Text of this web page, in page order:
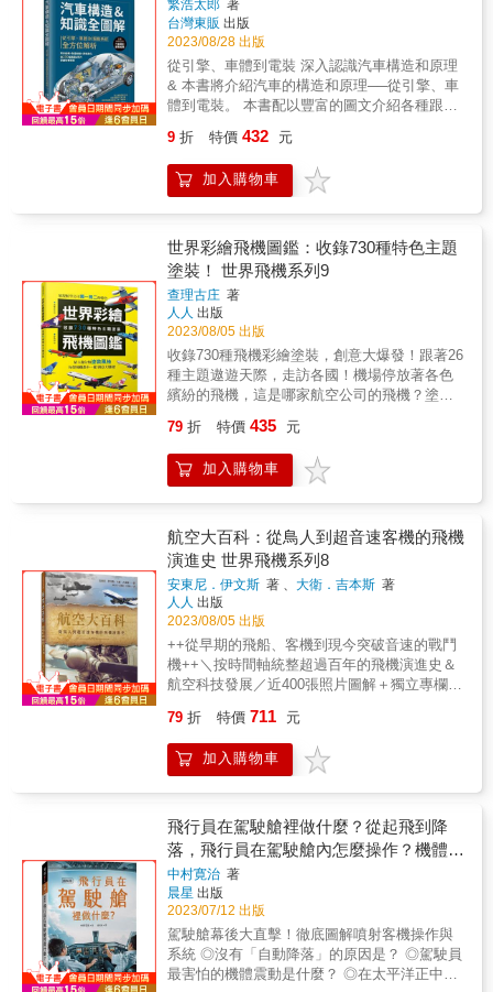
淺出解說科學知識，淺顯易懂。 2.以一書一主
題的系統化，縱向深入閱讀，橫向觸類旁通，
主題涵蓋天文、數學、物理、化學、生命科學
等領域。 3.以不同的角度提出各種科學疑問，
啟發讀者對科學的探究興趣。 &
本書特色 ◎全彩解剖圖，全面了解電動車產
業！ 電動車是近十年來最熱門的話題，電池的
進步與半導體發展帶動了電動車的快速崛起，
到底電動車是真的環保嗎？充電站會取代加油
站嗎？過多電動車集中充電會影響附近配電
嗎？電動車也有行動電源？未來會有機器人幫
電動車充電？本書以全彩圖解析，帶你看電動
政策與法規、主要品牌發展與銷量、創新事
業、技術突破、未來走向&hellip;&hellip;2030年
後將會是電動車的時代，跟著本書全面了解電
繁浩太郎 著
台灣東販 出版
2023/08/28 出版
從引擎、車體到電裝 深入認識汽車構造和原理
& 本書將介紹汽車的構造和原理──從引擎、車
體到電裝。 本書配以豐富的圖文介紹各種跟汽
的各種不同零件，個別零件的構造、原理， 以
及汽車製造的工序和環保車等汽車相關的知
識。 本書的每一頁都包含簡潔而清楚的解說文
9 折 特價 432 元
加入購物車
世界彩繪飛機圖鑑：收錄730種特色主題
塗裝！ 世界飛機系列9
查理古庄 著
人人 出版
2023/08/05 出版
收錄730種飛機彩繪塗裝，創意大爆發！跟著26
種主題遨遊天際，走訪各國！機場停放著各色
繽紛的飛機，這是哪家航空公司的飛機？塗裝
人查理古庄歷經30年，走訪超過100個國家的集
大成作品，以飛機彩繪主題分類，並解說其設
計亮點。◇◆國旗◆◇ —藉由國旗表現母國的
設計，被英國民眾、柴契爾夫人徹底嫌棄，只
好換上現在飄揚的變形米字旗……。◇◆花卉&
植物◆◇ —五彩繽紛的美麗花朵在機身上綻放
可藉此了解在地象徵元素。加拿大航空在尾翼
放上具代表性的楓葉圖案；大溪地航空繪上梔
子花與藍色大海，充滿島嶼度假風情；泰國航
空的標誌則是抽象化後的國花蘭花。◇◆鳥
◆◇ —象徵人類對翱翔天空的憧憬—華信航空
的「Ｍ」標記，並不是海鷗，而是昂首的猛禽
海東青；海灣航空尾翼上有隻形象生動的獵
情。 ◇◆網址&QR Code◆◇ —在機身上為自
家網站做宣傳在網路普及前，航空公司曾在機
身寫上電話號碼。到前幾年為止，用醒目大字
著智慧型手機時代來臨，也有航空公司將QR
Code放上機身，不過大概只能在飛機靜止時掃
描吧?!其他單元還有目前流行的醒目大字&機腹
塗裝，或以直線、波浪、斜線妝點的樣式，或
過去曾為周年紀念、運動賽事換上的特殊圖
案，種類豐富詳盡又充滿趣味性。不但適合航
空迷珍藏，也有許多平常不容易看見的款式，
不妨一起透過精彩照片走訪世界各國，遨遊天
79 折 特價 435 元
加入購物車
航空大百科：從鳥人到超音速客機的飛機
演進史 世界飛機系列8
安東尼．伊文斯 著 、大衛．吉本斯 著
人人 出版
2023/08/05 出版
++從早期的飛船、客機到現今突破音速的戰鬥
機++＼按時間軸統整超過百年的飛機演進史＆
航空科技發展／近400張照片圖解＋獨立專欄介
某座小鎮一對兄弟對於翱翔天際的渴望，幫助
人類邁出了重要的一步。經過大量試飛實驗與
訓練，萊特兄弟首創飛行控制系統，為日後飛
造、能夠停留在空中幾分鐘的單人飛行器，如
今巨無霸客機可同時載運數百人在幾小時內飛
到世界的另一頭；從早期空戰雙方飛行員以手
槍互相射擊，到今日匿蹤戰機以巡弋飛彈精準
轟炸，飛航科技進步速度之快令人嘖嘖稱奇。
本書記載的飛行器將私人飛機、客機、直升
機、戰鬥機、轟炸機和飛船囊括在內，細數關
於所有機型的演變大歷史。明確而連續的時間
軸統整了各年分值得一提的大事件，皆為航空
79 折 特價 711 元
加入購物車
飛行員在駕駛艙裡做什麼？從起飛到降
落，飛行員在駕駛艙內怎麼操作？機體系
統如何運作？
中村寛治 著
晨星 出版
2023/07/12 出版
駕駛艙幕後大直擊！徹底圖解噴射客機操作與
系統 ◎沒有「自動降落」的原因是？ ◎駕駛員
最害怕的機體震動是什麼？ ◎在太平洋正中央